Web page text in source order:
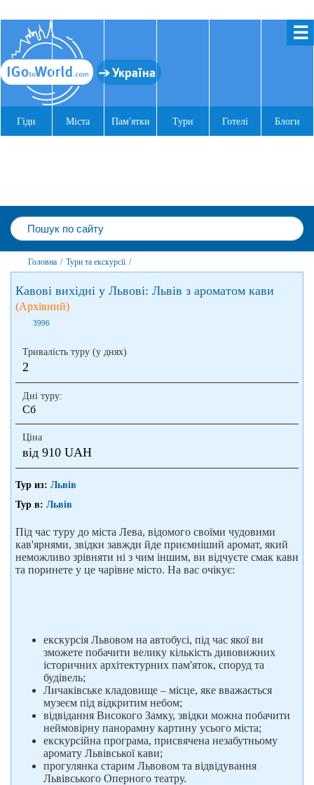
☰
Україна
Гіди Міста Пам'ятки Тури Готелі Блоги
Головна / Тури та екскурсії /
Кавові вихідні у Львові: Львів з ароматом кави
(Архівний)
3996
Тривалість туру (у днях)
2
Дні туру:
Сб
Ціна
від 910 UAH
Тур из: Львів
Тур в: Львів
Під час туру до міста Лева, відомого своїми чудовими
кав'ярнями, звідки завжди йде приємніший аромат, який
неможливо зрівняти ні з чим іншим, ви відчуєте смак кави
та поринете у це чарівне місто. На вас очікує:
екскурсія Львовом на автобусі, під час якої ви
зможете побачити велику кількість дивовижних
історичних архітектурних пам'яток, споруд та
будівель;
Личаківське кладовище – місце, яке вважається
музеєм під відкритим небом;
відвідання Високого Замку, звідки можна побачити
неймовірну панорамну картину усього міста;
екскурсійна програма, присвячена незабутньому
аромату Львівської кави;
прогулянка старим Львовом та відвідування
Львівського Оперного театру.